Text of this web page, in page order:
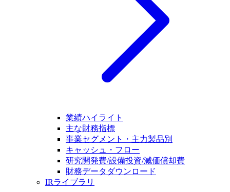
業績ハイライト
主な財務指標
事業セグメント・主力製品別
キャッシュ・フロー
研究開発費/設備投資/減価償却費
財務データダウンロード
IRライブラリ